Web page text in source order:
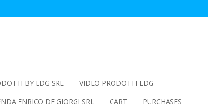
BY EDG SRL
VIDEO PRODOTTI EDG
ENRICO DE GIORGI SRL CART
PURCHASES